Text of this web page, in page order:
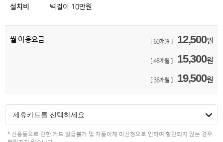
설치비 벽걸이 10만원
월 이용요금 [ 60개월 ] 12,500원
[ 48개월 ] 15,300원
[ 36개월 ] 19,500원
제휴카드를 선택하세요
* 신용등으로 인한 카드 발급불가 및 자동이체 미신청으로 인하여 할인되지 않는 경우